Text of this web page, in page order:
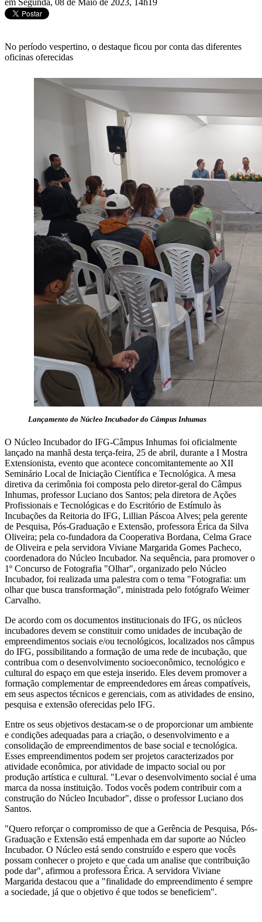
No período vespertino, o destaque ficou por conta das diferentes
oficinas oferecidas
Lançamento do Núcleo Incubador do Câmpus Inhumas
O Núcleo Incubador do IFG-Câmpus Inhumas foi oficialmente
lançado na manhã desta terça-feira, 25 de abril, durante a I Mostra
Extensionista, evento que acontece concomitantemente ao XII
Seminário Local de Iniciação Científica e Tecnológica. A mesa
diretiva da cerimônia foi composta pelo diretor-geral do Câmpus
Inhumas, professor Luciano dos Santos; pela diretora de Ações
Profissionais e Tecnológicas e do Escritório de Estímulo às
Incubações da Reitoria do IFG, Lillian Páscoa Alves; pela gerente
de Pesquisa, Pós-Graduação e Extensão, professora Érica da Silva
Oliveira; pela co-fundadora da Cooperativa Bordana, Celma Grace
de Oliveira e pela servidora Viviane Margarida Gomes Pacheco,
coordenadora do Núcleo Incubador. Na sequência, para promover o
1º Concurso de Fotografia "Olhar", organizado pelo Núcleo
Incubador, foi realizada uma palestra com o tema "Fotografia: um
olhar que busca transformação", ministrada pelo fotógrafo Weimer
Carvalho.
De acordo com os documentos institucionais do IFG, os núcleos
incubadores devem se constituir como unidades de incubação de
empreendimentos sociais e/ou tecnológicos, localizados nos câmpus
do IFG, possibilitando a formação de uma rede de incubação, que
contribua com o desenvolvimento socioeconômico, tecnológico e
cultural do espaço em que esteja inserido. Eles devem promover a
formação complementar de empreendedores em áreas compatíveis,
em seus aspectos técnicos e gerenciais, com as atividades de ensino,
pesquisa e extensão oferecidas pelo IFG.
Entre os seus objetivos destacam-se o de proporcionar um ambiente
e condições adequadas para a criação, o desenvolvimento e a
consolidação de empreendimentos de base social e tecnológica.
Esses empreendimentos podem ser projetos caracterizados por
atividade econômica, por atividade de impacto social ou por
produção artística e cultural. "Levar o desenvolvimento social é uma
marca da nossa instituição. Todos vocês podem contribuir com a
construção do Núcleo Incubador", disse o professor Luciano dos
Santos.
"Quero reforçar o compromisso de que a Gerência de Pesquisa, Pós-
Graduação e Extensão está empenhada em dar suporte ao Núcleo
Incubador. O Núcleo está sendo construído e espero que vocês
possam conhecer o projeto e que cada um analise que contribuição
pode dar", afirmou a professora Érica. A servidora Viviane
Margarida destacou que a "finalidade do empreendimento é sempre
a sociedade, já que o objetivo é que todos se beneficiem".